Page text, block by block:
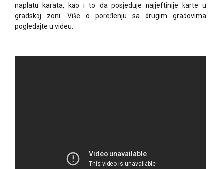
naplatu karata, kao i to da posjeduje najjeftinije karte u
gradskoj zoni. Više o poređenju sa drugim gradovima
pogledajte u videu.